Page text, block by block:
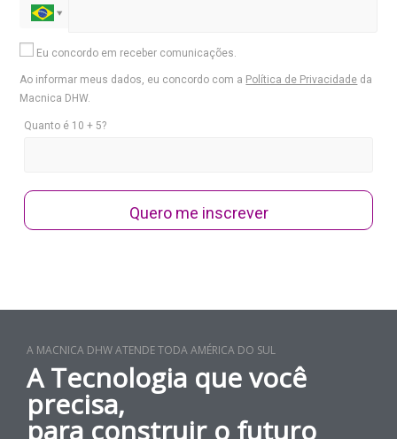
Eu concordo em receber comunicações.
Ao informar meus dados, eu concordo com a Política de Privacidade da
Macnica DHW.
Quanto é 10 + 5?
Quero me inscrever
A MACNICA DHW ATENDE TODA AMÉRICA DO SUL
A Tecnologia que você
precisa,
para construir o futuro